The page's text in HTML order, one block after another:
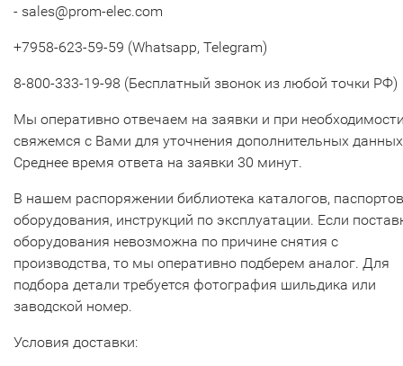
- sales@prom-elec.com
+7958-623-59-59 (Whatsapp, Telegram)
8-800-333-19-98 (Бесплатный звонок из любой точки РФ)
Мы оперативно отвечаем на заявки и при
свяжемся с Вами для уточнения дополнительных
Среднее время ответа на заявки 30 минут.
В нашем распоряжении библиотека каталогов, паспортов
оборудования, инструкций по эксплуатации. Если
оборудования невозможна по причине снятия с
производства, то мы оперативно подберем аналог. Для
подбора детали требуется фотография шильдика или
заводской номер.
Условия доставки: